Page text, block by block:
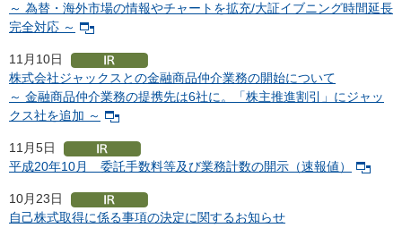
～ 為替・海外市場の情報やチャートを拡充/大証イブニング時間延長
完全対応 ～
11月10日
株式会社ジャックスとの金融商品仲介業務の開始について
～ 金融商品仲介業務の提携先は6社に。「株主推進割引」にジャッ
クス社を追加 ～
11月5日
平成20年10月 委託手数料等及び業務計数の開示（速報値）
10月23日
自己株式取得に係る事項の決定に関するお知らせ